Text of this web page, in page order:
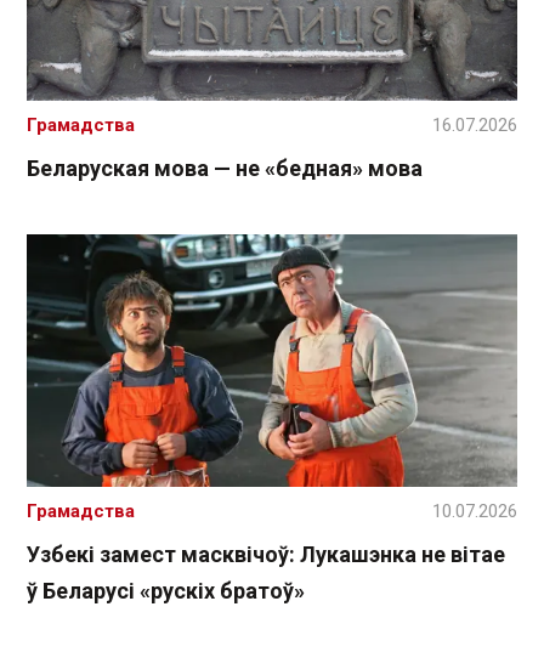
Беларуская мова — не «бедная» мова
Грамадства 16.07.2026
Узбекі замест масквічоў: Лукашэнка не вітае
ў Беларусі «рускіх братоў»
Грамадства 10.07.2026